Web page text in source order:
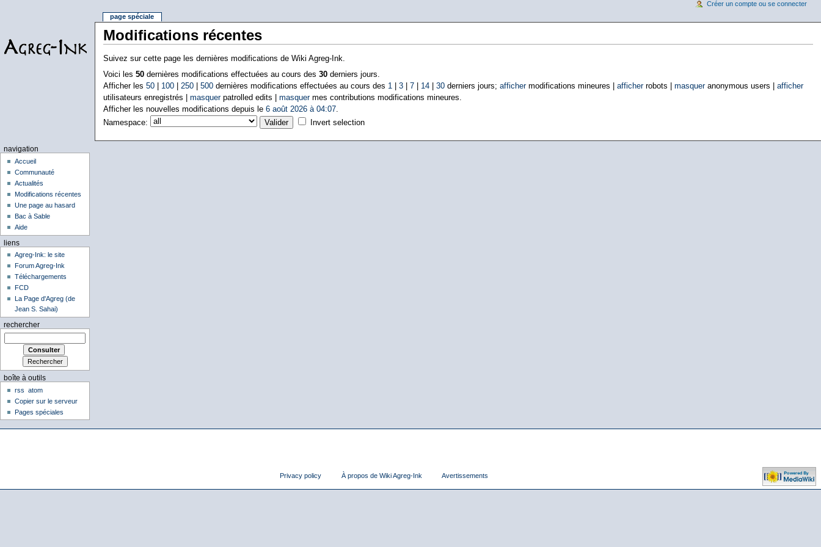
Modifications récentes
Suivez sur cette page les dernières modifications de Wiki Agreg-Ink.
Voici les 50dernières modifications effectuées au cours des 30derniers jours.
Afficher les 50| 100| 250| 500dernières modifications effectuées au cours des 1 3| 7| 14| 30derniers jours; affichermodifications mineures | afficherrobots | masqueranonymous users | afficher
utilisateurs enregistrés | masquerpatrolled edits | masquermes contributions modifications mineures.
Afficher les nouvelles modifications depuis le 6 août 2026 à 04:07.
Namespace:
Invert selection
page spéciale
Créer un compte ou se connecter
navigation
Accueil
Communauté
Actualités
Modifications récentes
Une page au hasard
Bac à Sable
Aide
liens
Agreg-Ink: le site
Forum Agreg-Ink
Téléchargements
FCD
La Page d'Agreg (de
Jean S. Sahai)
rechercher
boîte à outils
rss
atom
Copier sur le serveur
Pages spéciales
Privacy policy À propos de Wiki Agreg-Ink Avertissements